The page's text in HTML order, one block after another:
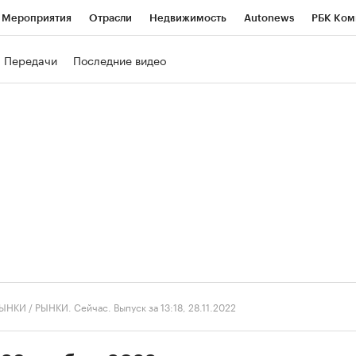
Мероприятия Отрасли Недвижимость Autonews РБК
Передачи Последние видео
/ РЫНКИ. Сейчас. Выпуск за 13:18, 28.11.2022